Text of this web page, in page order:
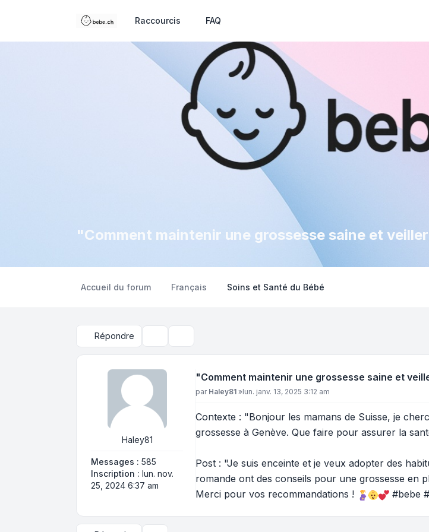
Raccourcis FAQ
"Comment maintenir une grossesse saine et
Accueil du forum Français Soins et Santé du Bébé
Répondre
Haley81
Messages : 585
Inscription : lun. nov.
25, 2024 6:37 am
"Comment maintenir une grossesse saine et
Message
par Haley81 »lun. janv. 13, 2025 3:12 am
Contexte : "Bonjour les mamans de Suisse, je
grossesse à Genève. Que faire pour assurer la
Post : "Je suis enceinte et je veux adopter des
romande ont des conseils pour une grossesse en
Merci pour vos recommandations !
#bebe